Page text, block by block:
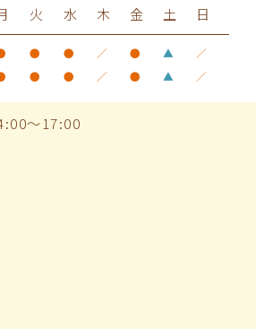
火 水 木 金 土
日
● ● ／ ● ▲ ／
● ● ／ ● ▲ ／
～17:00